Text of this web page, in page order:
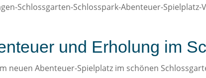
und Erholung im
neuen Abenteuer-Spielplatz im schönen